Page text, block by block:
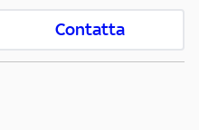
Contatta